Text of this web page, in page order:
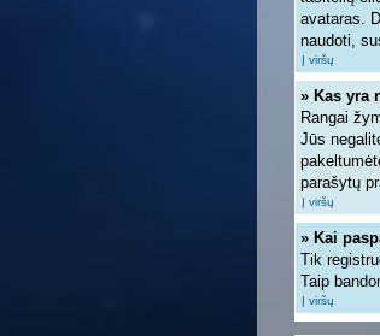
avataras.
naudoti,
Į viršų
» Kas yra
Rangai
Jūs
parašytų
Į viršų
» Kai
Tik
Taip
Į viršų